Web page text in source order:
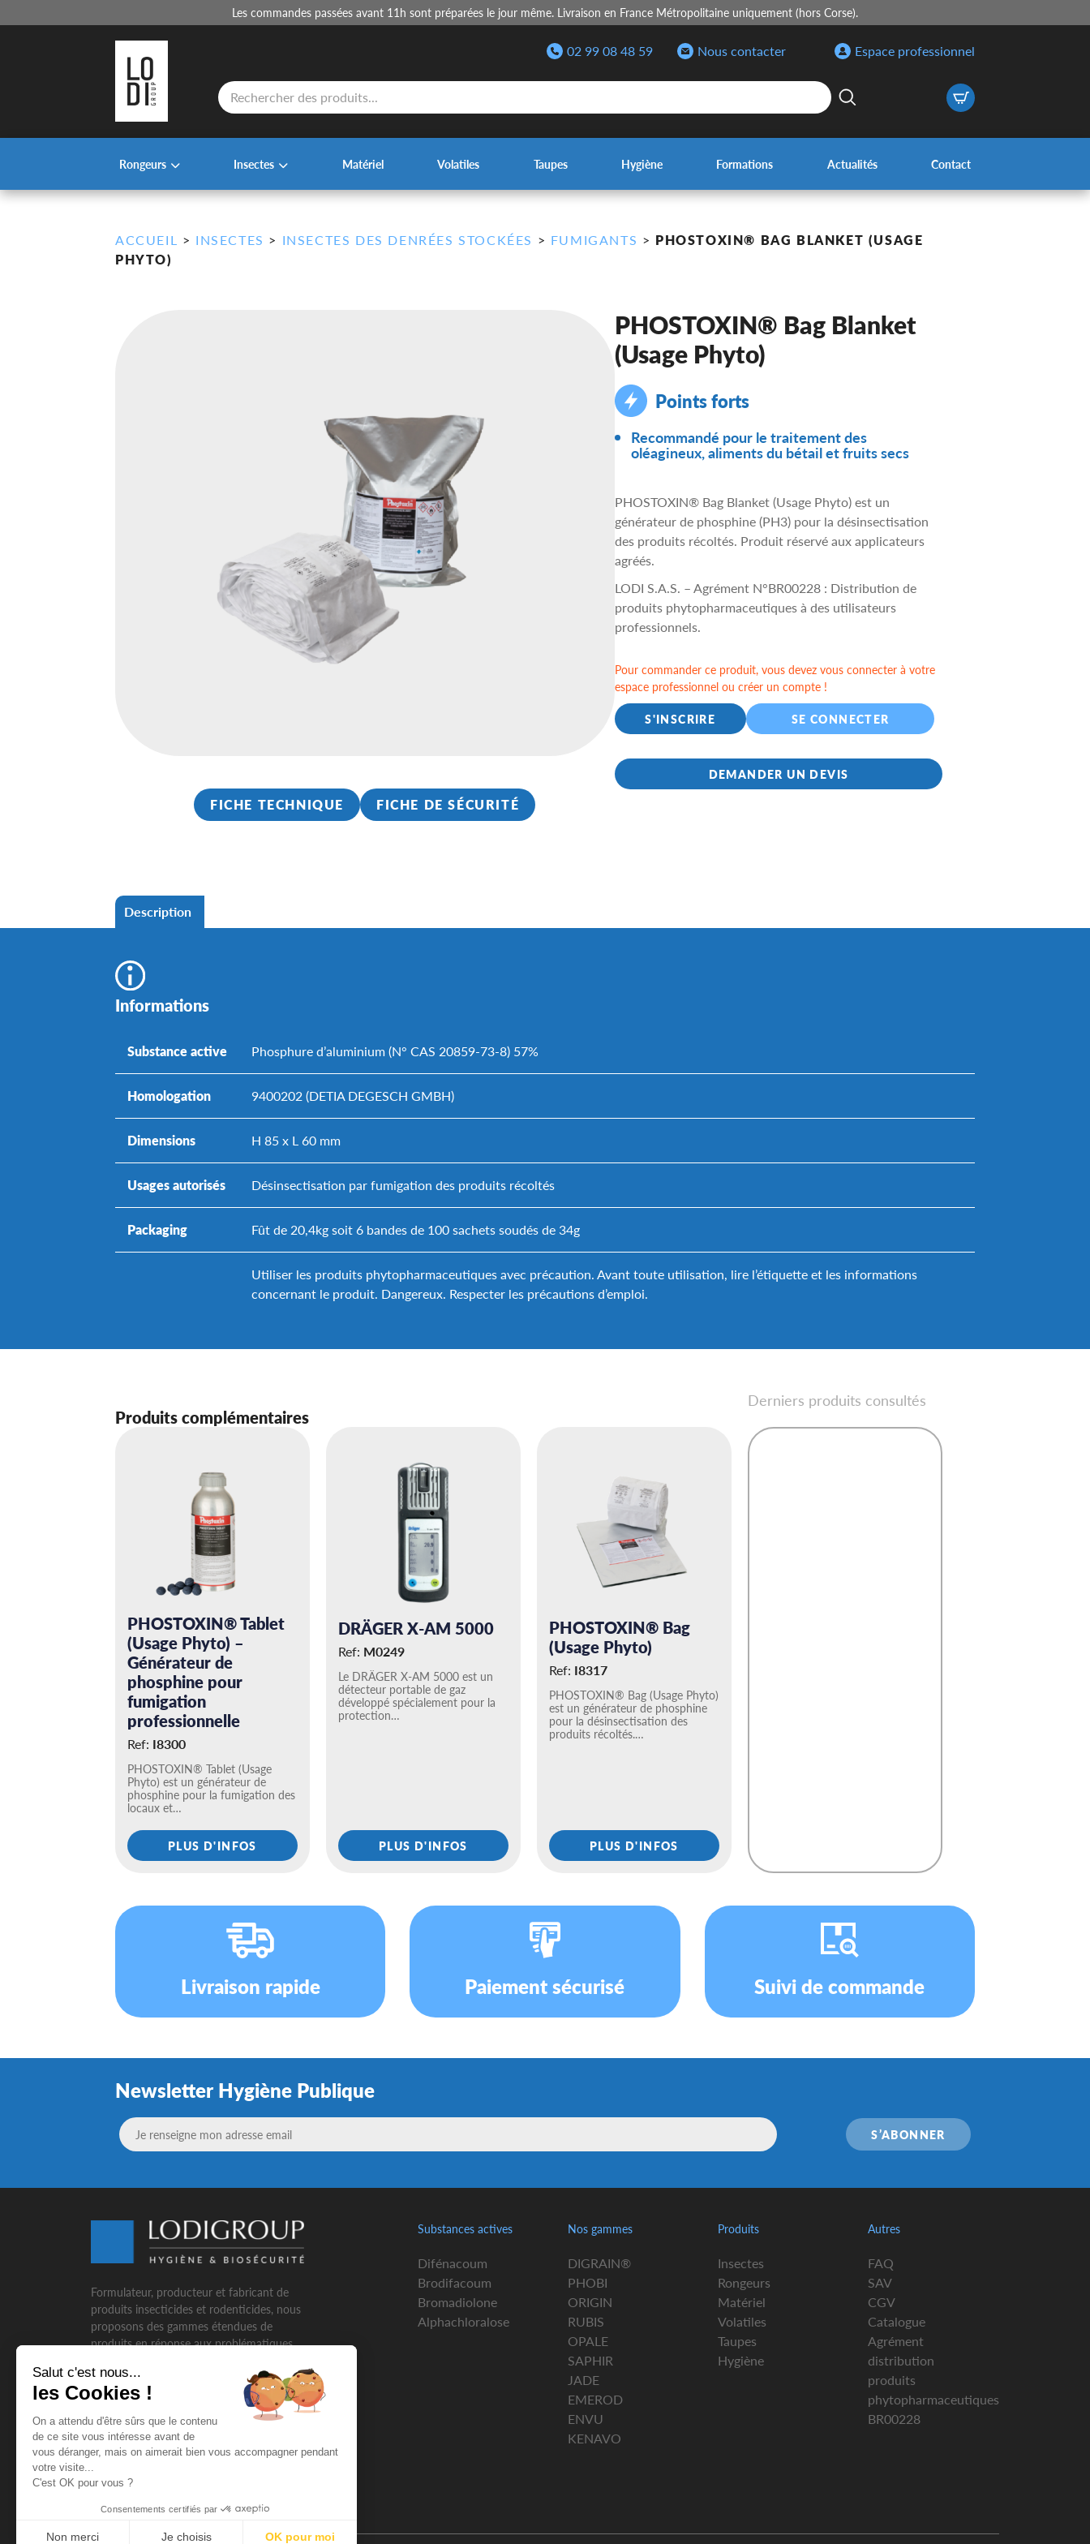
Les commandes passées avant 11h sont préparées le jour même. Livraison en France Métropolitaine uniquement (hors Corse).
02 99 08 48 59 Nous contacter
Espace professionnel
Recherche
de
produits
Rongeurs Insectes Matériel Volatiles Taupes Hygiène Formations Actualités Contact
ACCUEIL > INSECTES > INSECTES DES DENRÉES STOCKÉES > FUMIGANTS > PHOSTOXIN® BAG BLANKET (USAGE
PHYTO)
FICHE TECHNIQUE FICHE DE SÉCURITÉ
PHOSTOXIN® Bag Blanket
(Usage Phyto)
Points forts
Recommandé pour le traitement des
oléagineux, aliments du bétail et fruits secs
PHOSTOXIN® Bag Blanket (Usage Phyto) est un
générateur de phosphine (PH3) pour la désinsectisation
des produits récoltés. Produit réservé aux applicateurs
agréés.
LODI S.A.S. – Agrément N°BR00228 : Distribution de
produits phytopharmaceutiques à des utilisateurs
professionnels.
Pour commander ce produit, vous devez vous connecter à votre
espace professionnel ou créer un compte !
S'INSCRIRE
SE CONNECTER
DEMANDER UN DEVIS
Description
Informations
Substance active Phosphure d’aluminium (N° CAS 20859-73-8) 57%
Homologation 9400202 (DETIA DEGESCH GMBH)
Dimensions H 85 x L 60 mm
Usages autorisés Désinsectisation par fumigation des produits récoltés
Packaging Fût de 20,4kg soit 6 bandes de 100 sachets soudés de 34g
Utiliser les produits phytopharmaceutiques avec précaution. Avant toute utilisation, lire l’étiquette et les informations
concernant le produit. Dangereux. Respecter les précautions d’emploi.
Produits complémentaires
PHOSTOXIN® Tablet
(Usage Phyto) –
Générateur de
phosphine pour
fumigation
professionnelle
Ref: I8300
PHOSTOXIN® Tablet (Usage
Phyto) est un générateur de
phosphine pour la fumigation des
locaux et…
PLUS D'INFOS
DRÄGER X-AM 5000
Ref: M0249
Le DRÄGER X-AM 5000 est un
détecteur portable de gaz
développé spécialement pour la
protection…
PLUS D'INFOS
PHOSTOXIN® Bag
(Usage Phyto)
Ref: I8317
PHOSTOXIN® Bag (Usage Phyto)
est un générateur de phosphine
pour la désinsectisation des
produits récoltés.…
PLUS D'INFOS
Derniers produits consultés
Livraison rapide Paiement sécurisé Suivi de commande
Newsletter Hygiène Publique
S’ABONNER
Formulateur, producteur et fabricant de
produits insecticides et rodenticides, nous
proposons des gammes étendues de
produits en réponse aux problématiques
l’expertise et les solutions que nous
proposons répondent aux problématiques
des professionnels de l'hygiène publique.
Substances actives
Difénacoum
Brodifacoum
Bromadiolone
Alphachloralose
Nos gammes
DIGRAIN®
PHOBI
ORIGIN
RUBIS
OPALE
SAPHIR
JADE
EMEROD
ENVU
KENAVO
Produits
Insectes
Rongeurs
Matériel
Volatiles
Taupes
Hygiène
Autres
FAQ
SAV
CGV
Catalogue
Agrément
distribution
produits
phytopharmaceutiques
BR00228
Salut c'est nous...
les Cookies !
On a attendu d'être sûrs que le contenu
de ce site vous intéresse avant de
vous déranger, mais on aimerait bien vous accompagner pendant
votre visite...
C'est OK pour vous ?
Consentements certifiés par
Non merci Je choisis OK pour moi